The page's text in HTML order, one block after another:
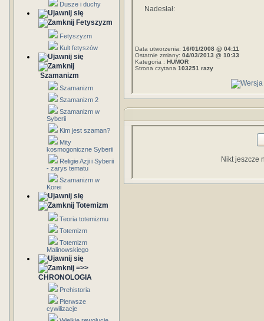
Dusze i duchy
Fetyszyzm
Fetyszyzm
Kult fetyszów
Szamanizm
Szamanizm
Szamanizm 2
Szamanizm w
Syberii
Kim jest szaman?
Mity
kosmogoniczne Syberii
Religie Azji i Syberii
- zarys tematu
Szamanizm w
Korei
Totemizm
Teoria totemizmu
Totemizm
Totemizm
Malinowskiego
=>>
CHRONOLOGIA
Prehistoria
Pierwsze
cywilizacje
Nadesłał:
Data utworzenia: 16/01/2008 @ 04:11
Ostatnie zmiany: 04/03/2013 @ 10:33
Kategoria : HUMOR
Strona czytana 103251 razy
Nikt jeszcze